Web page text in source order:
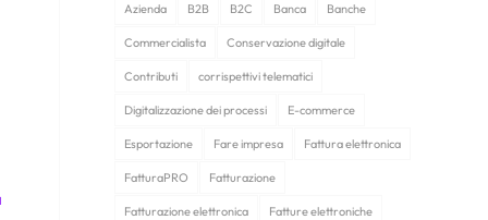
Azienda B2B B2C Banca Banche
Commercialista Conservazione digitale
Contributi corrispettivi telematici
Digitalizzazione dei processi E-commerce
Esportazione Fare impresa Fattura elettronica
FatturaPRO Fatturazione
Fatturazione elettronica Fatture elettroniche